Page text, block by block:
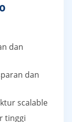
dan
dan
scalable
tinggi